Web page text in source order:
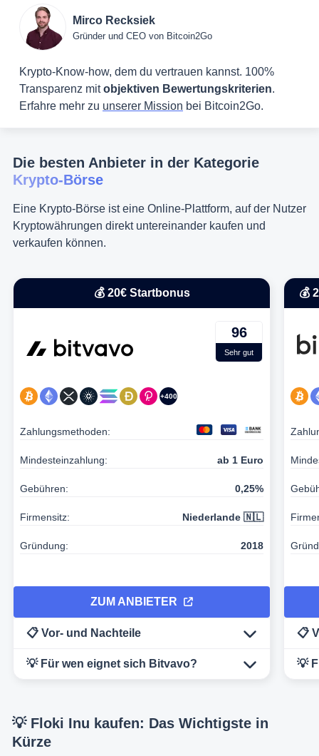
Mirco Recksiek
Gründer und CEO von Bitcoin2Go
Krypto-Know-how, dem du vertrauen kannst. 100%
Transparenz mitobjektiven Bewertungskriterien.
Erfahre mehr zu unserer Mission bei Bitcoin2Go.
Die besten Anbieter in der Kategorie
Krypto-Börse
Eine Krypto-Börse ist eine Online-Plattform, auf der Nutzer
Kryptowährungen direkt untereinander kaufen und
verkaufen können.
💰 20€ Startbonus
96
Sehr gut
+400
Zahlungsmethoden:
Mindesteinzahlung: ab 1 Euro
Gebühren: 0,25%
Firmensitz: Niederlande 🇳🇱
Gründung: 2018
ZUM ANBIETER
📋 Vor- und Nachteile
💡 Für wen eignet sich Bitvavo?
💰
📋
💡
💡 Floki Inu kaufen: Das Wichtigste in
Kürze